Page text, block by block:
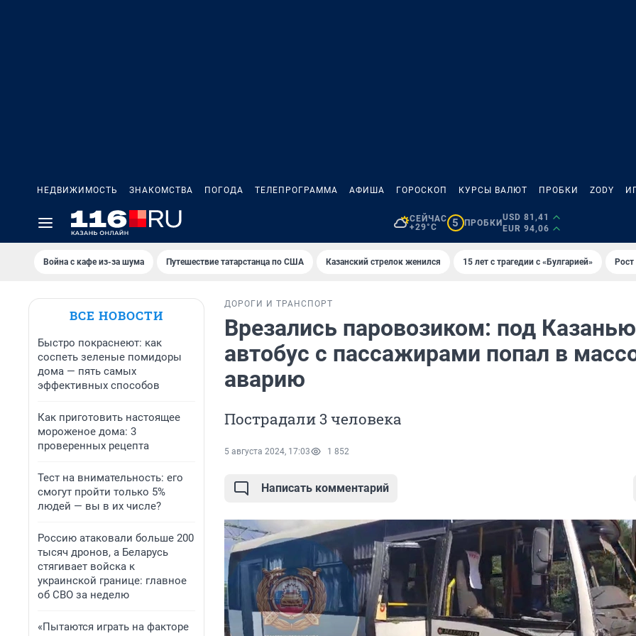
НЕДВИЖИМОСТЬ ЗНАКОМСТВА ПОГОДА ТЕЛЕПРОГРАММА АФИША ГОРОСКОП КУРСЫ ВАЛЮТ ПРОБКИ ZODY
СЕЙЧАС
+29°C
5 ПРОБКИ
USD 81,41
EUR 94,06
Война с кафе из-за шума Путешествие татарстанца по США Казанский стрелок женился 15 лет с трагедии с «Булгарией»
ВСЕ НОВОСТИ
Быстро покраснеют: как
соспеть зеленые помидоры
дома — пять самых
эффективных способов
Как приготовить настоящее
мороженое дома: 3
проверенных рецепта
Тест на внимательность: его
смогут пройти только 5%
людей — вы в их числе?
Россию атаковали больше 200
тысяч дронов, а Беларусь
стягивает войска к
украинской границе: главное
об СВО за неделю
«Пытаются играть на факторе
ДОРОГИ И ТРАНСПОРТ
Врезались паровозиком: под Казанью
автобус с пассажирами попал в
аварию
Пострадали 3 человека
5 августа 2024, 17:03 1 852
Написать комментарий